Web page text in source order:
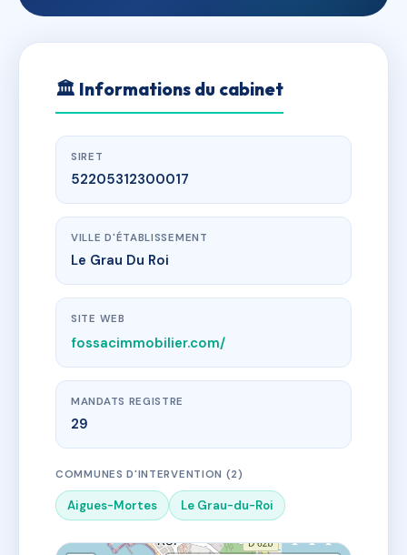
🏛 Informations du cabinet
SIRET
52205312300017
VILLE D'ÉTABLISSEMENT
Le Grau Du Roi
SITE WEB
fossacimmobilier.com/
MANDATS REGISTRE
29
COMMUNES D'INTERVENTION (2)
Aigues-Mortes Le Grau-du-Roi